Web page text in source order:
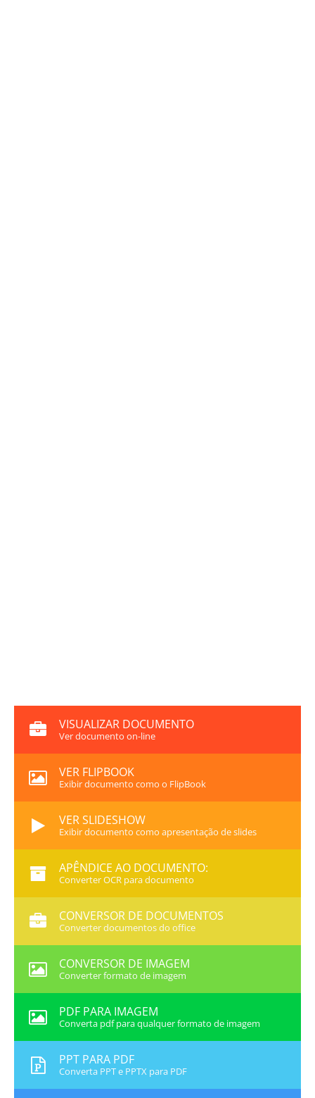
VISUALIZAR DOCUMENTO
Ver documento on-line
VER FLIPBOOK
Exibir documento como o FlipBook
VER SLIDESHOW
Exibir documento como apresentação de slides
APÊNDICE AO DOCUMENTO:
Converter OCR para documento
CONVERSOR DE DOCUMENTOS
Converter documentos do office
CONVERSOR DE IMAGEM
Converter formato de imagem
PDF PARA IMAGEM
Converta pdf para qualquer formato de imagem
PPT PARA PDF
Converta PPT e PPTX para PDF